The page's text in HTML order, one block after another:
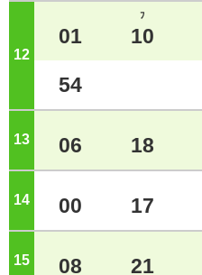
12
01
ﾌ
10
54
13 06 18
14 00 17
15 08 21